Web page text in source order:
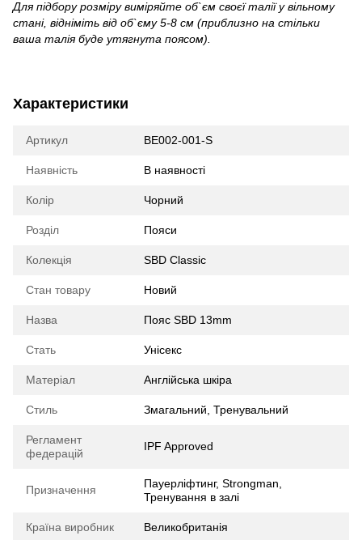
Для підбору розміру виміряйте об`єм своєї талії у вільному
стані, відніміть від об`єму 5-8 см (приблизно на стільки
ваша талія буде утягнута поясом).
Характеристики
Артикул BE002-001-S
Наявність В наявності
Колір Чорний
Розділ Пояси
Колекція SBD Classic
Стан товару Новий
Назва Пояс SBD 13mm
Стать Унісекс
Матеріал Англійська шкіра
Стиль Змагальний, Тренувальний
Регламент
федерацій
IPF Approved
Призначення
Пауерліфтинг, Strongman,
Тренування в залі
Країна виробник Великобританія